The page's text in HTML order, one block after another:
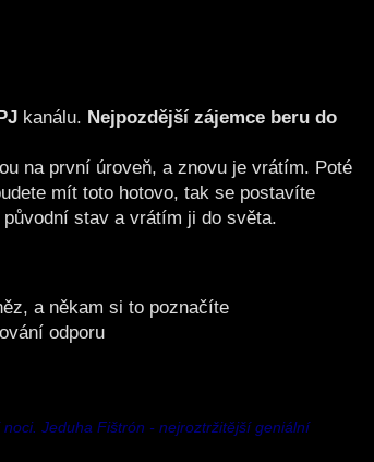
kanálu. Nejpozdější zájemce beru do
na první úroveň, a znovu je vrátím. Poté
mít toto hotovo, tak se postavíte
stav a vrátím ji do světa.
a někam si to poznačíte
odporu
Jeduha Fištrón - nejroztržitější geniální